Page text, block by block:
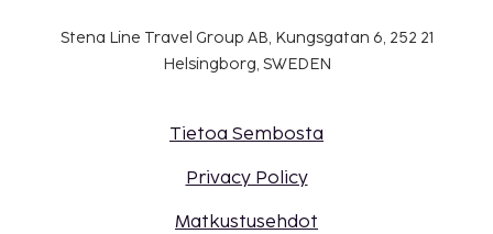
Stena Line Travel Group AB, Kungsgatan 6, 252 21
Helsingborg, SWEDEN
Tietoa Sembosta
Privacy Policy
Matkustusehdot